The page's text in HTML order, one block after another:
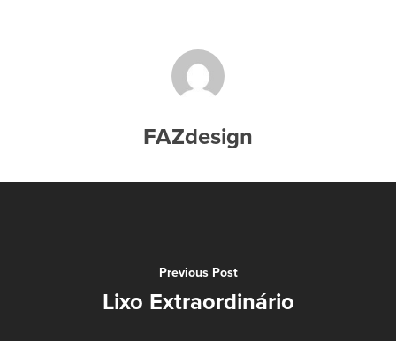
FAZdesign
Previous Post
Lixo Extraordinário
Serviços